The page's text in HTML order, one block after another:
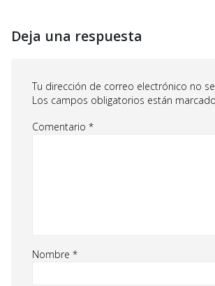
Deja una respuesta
Tu dirección de correo electrónico no
Los campos obligatorios están
Comentario *
Nombre *